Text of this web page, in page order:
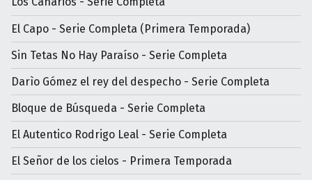
El Capo - Serie Completa (Primera Temporada)
Sin Tetas No Hay Paraíso - Serie Completa
Darìo Gómez el rey del despecho - Serie Completa
Bloque de Búsqueda - Serie Completa
El Autentico Rodrigo Leal - Serie Completa
El Señor de los cielos - Primera Temporada